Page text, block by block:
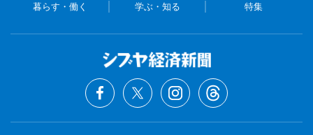
暮らす・働く 学ぶ・知る 特集